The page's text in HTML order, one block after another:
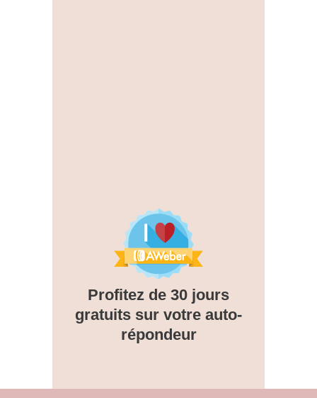
Profitez de 30 jours
gratuits sur votre auto-
répondeur